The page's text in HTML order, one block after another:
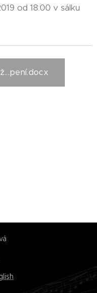
od 18:00 v sálku